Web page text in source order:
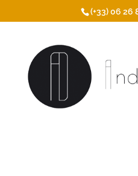
/* Ouvrir les icônes du(+33) 06 26